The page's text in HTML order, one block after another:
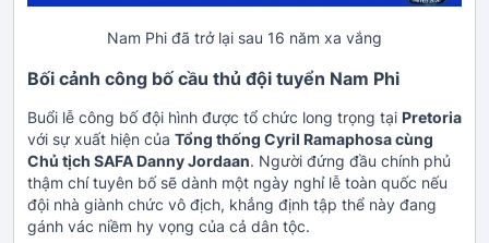
Nam Phi đã trở lại sau 16 năm xa vắng
Bối cảnh công bố cầu thủ đội tuyển Nam Phi
Buổi lễ công bố đội hình được tổ chức long trọng tại Pretoria
với sự xuất hiện của Tổng thống Cyril Ramaphosa cùng
Chủ tịch SAFA Danny Jordaan. Người đứng đầu chính phủ
thậm chí tuyên bố sẽ dành một ngày nghỉ lễ toàn quốc nếu
đội nhà giành chức vô địch, khẳng định tập thể này đang
gánh vác niềm hy vọng của cả dân tộc.